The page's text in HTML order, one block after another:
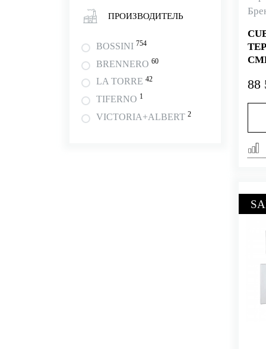
ПРОИЗВОДИТЕЛЬ
BOSSINI 754
BRENNERO 60
LA TORRE 42
TIFERNO 1
VICTORIA+ALBERT 2
88